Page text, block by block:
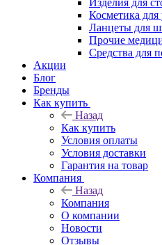
Изделия для
Косметика для
Ланцеты для
Прочие
Средства для
Акции
Блог
Бренды
Как купить
Назад
Как купить
Условия оплаты
Условия доставки
Гарантия на товар
Компания
Назад
Компания
О компании
Новости
Отзывы